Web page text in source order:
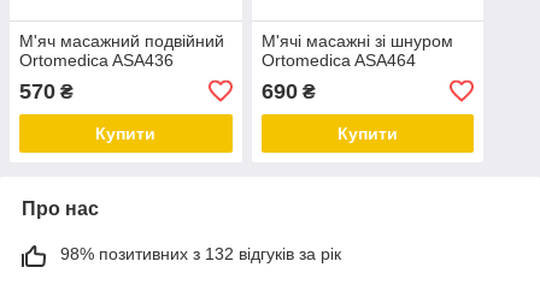
М'яч масажний подвійний
Ortomedica ASA436
570 ₴
Купити
М'ячі масажні зі шнуром
Ortomedica ASA464
690₴
Купити
Про нас
98% позитивних з 132 відгуків за рік